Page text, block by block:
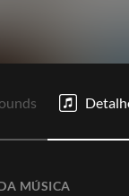
MÚSICA